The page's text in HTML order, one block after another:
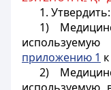
1. Утвердить:
1)
приложению 1
2)